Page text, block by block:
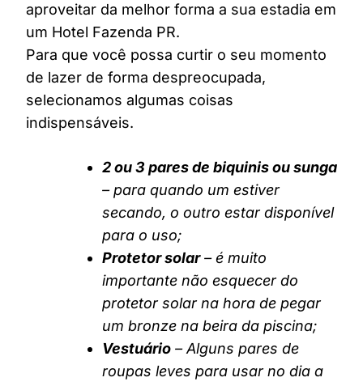
aproveitar da melhor forma a sua estadia em
um Hotel Fazenda PR.
Para que você possa curtir o seu momento
de lazer de forma despreocupada,
selecionamos algumas coisas
indispensáveis.
2 ou 3 pares de biquinis ou sunga
– para quando um estiver
secando, o outro estar disponível
para o uso;
Protetor solar– é muito
importante não esquecer do
protetor solar na hora de pegar
um bronze na beira da piscina;
Vestuário – Alguns pares de
roupas leves para usar no dia a